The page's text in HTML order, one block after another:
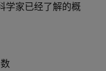
学家已经了解的概